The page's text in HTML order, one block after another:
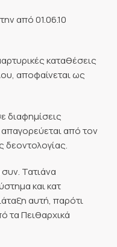
από 01.06.10
καταθέσεις
αποφαίνεται ως
διαφημίσεις
από τον
δεοντολογίας.
Τατιάνα
και κατ
αυτή, παρότι
τα Πειθαρχικά